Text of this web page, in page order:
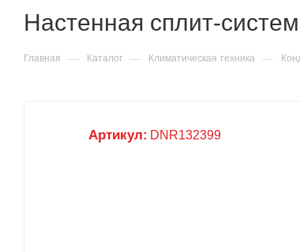
Настенная сплит-
Главная — Каталог — Климатическая техника —
Артикул: DNR132399